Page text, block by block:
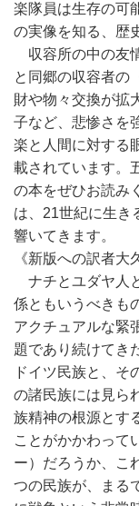
楽隊員は生存の可
の実像を知る、歴
収容所の中の友
と同郷の収容者の
財や物々交換が拡
子など、悲惨さを
楽と人間に対する
載されています。
の本をぜひお読み
は、21世紀に生き
響いてきます。
《新版への訳者大
ナチとユダヤ人
係ともいうべきも
アクチュアルな緊
題であり続けてき
ドイツ民族と、そ
の諸民族には見ら
族精神の根源とす
ことがかかわって
ー）だろうか、こ
つの民族が、まる